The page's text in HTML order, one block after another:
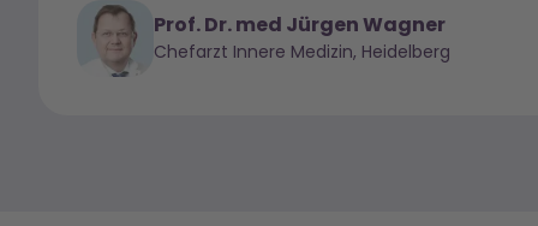
Prof. Dr. med Jürgen Wagner
Chefarzt Innere Medizin, Heidelberg